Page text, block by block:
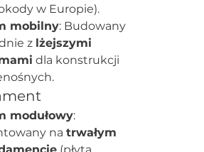
w Europie).
mobilny: Budowany
z lżejszymi
dla konstrukcji
modułowy:
na trwałym